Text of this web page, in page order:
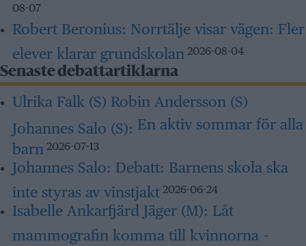
08-07
Robert Beronius: Norrtälje visar vägen: Fler
elever klarar grundskolan 2026-08-04
Senaste debattartiklarna
Ulrika Falk (S) Robin Andersson (S)
Johannes Salo (S): En aktiv sommar för alla
barn 2026-07-13
Johannes Salo: Debatt: Barnens skola ska
inte styras av vinstjakt 2026-06-24
Isabelle Ankarfjärd Jäger (M): Låt
mammografin komma till kvinnorna –